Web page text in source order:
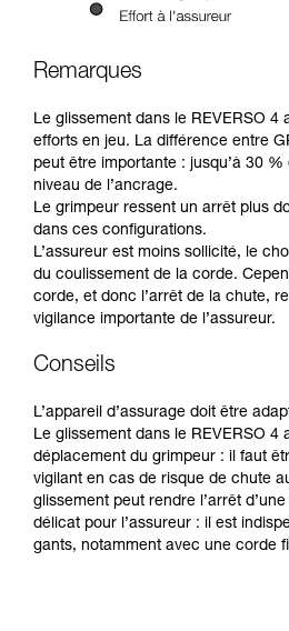
Remarques
Le glissement dans le REVERSO 4
efforts en jeu. La différence entre
peut être importante : jusqu’à 30 %
niveau de l’ancrage.
Le grimpeur ressent un arrêt plus
dans ces configurations.
L’assureur est moins sollicité, le
du coulissement de la corde.
corde, et donc l’arrêt de la chute,
vigilance importante de l’assureur.
Conseils
L’appareil d’assurage doit être
Le glissement dans le REVERSO 4
déplacement du grimpeur : il faut
vigilant en cas de risque de chute
glissement peut rendre l’arrêt
délicat pour l’assureur : il est
gants, notamment avec une corde